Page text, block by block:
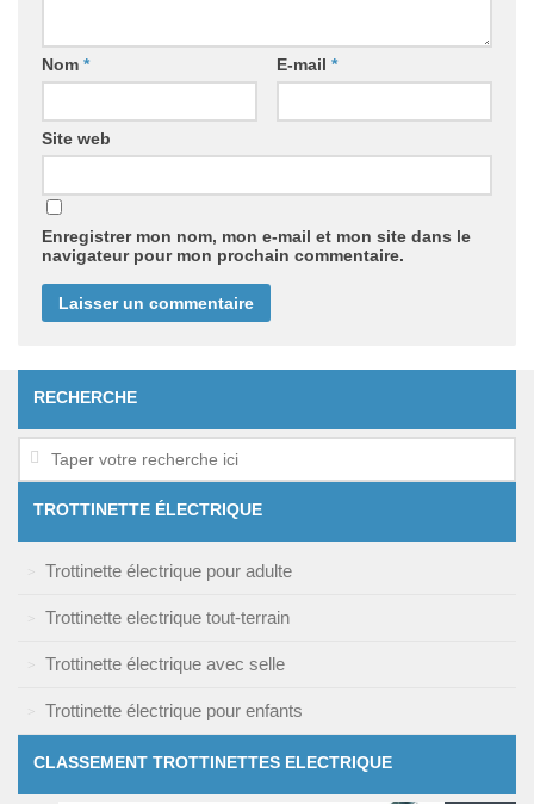
Nom * E-mail *
Site web
Enregistrer mon nom, mon e-mail et mon site dans le
navigateur pour mon prochain commentaire.
RECHERCHE
TROTTINETTE ÉLECTRIQUE
Trottinette électrique pour adulte
Trottinette electrique tout-terrain
Trottinette électrique avec selle
Trottinette électrique pour enfants
CLASSEMENT TROTTINETTES ELECTRIQUE